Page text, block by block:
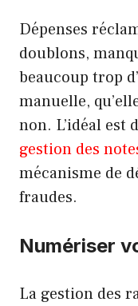
Dépenses
doublons,
beaucoup trop
manuelle,
non. L’idéal est
gestion des
mécanisme de
fraudes.
Numériser
La gestion des